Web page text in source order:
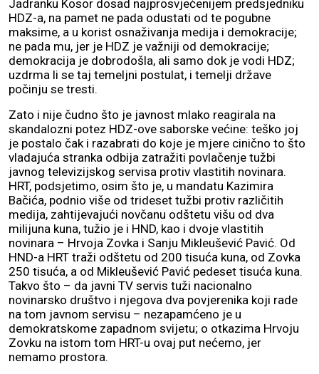
Jadranku Kosor dosad najprosvjećenijem predsjedniku
HDZ-a, na pamet ne pada odustati od te pogubne
maksime, a u korist osnaživanja medija i demokracije;
ne pada mu, jer je HDZ je važniji od demokracije;
demokracija je dobrodošla, ali samo dok je vodi HDZ;
uzdrma li se taj temeljni postulat, i temelji države
počinju se tresti.
Zato i nije čudno što je javnost mlako reagirala na
skandalozni potez HDZ-ove saborske većine: teško joj
je postalo čak i razabrati do koje je mjere cinično to što
vladajuća stranka odbija zatražiti povlačenje tužbi
javnog televizijskog servisa protiv vlastitih novinara.
HRT, podsjetimo, osim što je, u mandatu Kazimira
Bačića, podnio više od trideset tužbi protiv različitih
medija, zahtijevajući novčanu odštetu višu od dva
milijuna kuna, tužio je i HND, kao i dvoje vlastitih
novinara – Hrvoja Zovka i Sanju Mikleušević Pavić. Od
HND-a HRT traži odštetu od 200 tisuća kuna, od Zovka
250 tisuća, a od Mikleušević Pavić pedeset tisuća kuna.
Takvo što – da javni TV servis tuži nacionalno
novinarsko društvo i njegova dva povjerenika koji rade
na tom javnom servisu – nezapamćeno je u
demokratskome zapadnom svijetu; o otkazima Hrvoju
Zovku na istom tom HRT-u ovaj put nećemo, jer
nemamo prostora.